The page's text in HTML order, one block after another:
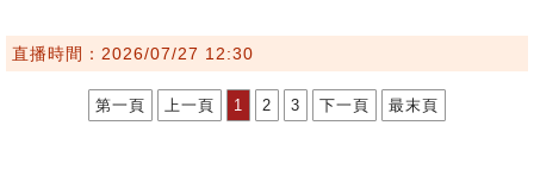
直播時間：2026/07/27 12:30
第一頁 上一頁 1 2 3 下一頁 最末頁